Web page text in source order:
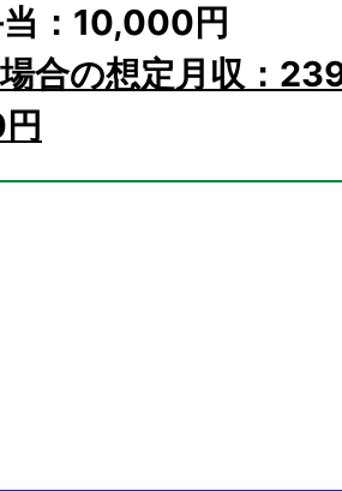
：10,000円
合の想定月収：